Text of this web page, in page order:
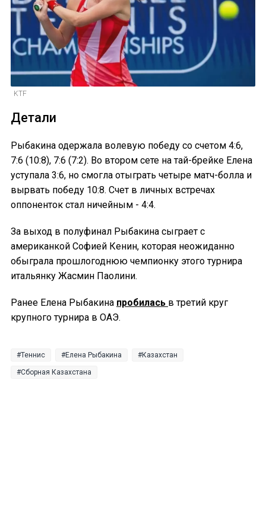
KTF
Детали
Рыбакина одержала волевую победу со счетом 4:6,
7:6 (10:8), 7:6 (7:2). Во втором сете на тай-брейке Елена
уступала 3:6, но смогла отыграть четыре матч-болла и
вырвать победу 10:8. Счет в личных встречах
оппоненток стал ничейным - 4:4.
За выход в полуфинал Рыбакина сыграет с
американкой Софией Кенин, которая неожиданно
обыграла прошлогоднюю чемпионку этого турнира
итальянку Жасмин Паолини.
Ранее Елена Рыбакина пробилась в третий круг
крупного турнира в ОАЭ.
Теннис Елена Рыбакина Казахстан
Сборная Казахстана